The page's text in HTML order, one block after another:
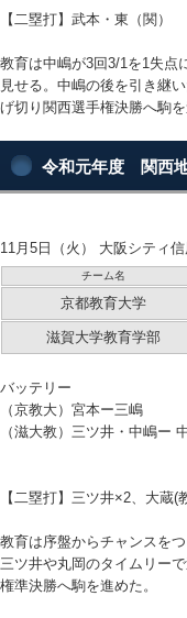
【二塁打】武本・東（関）
教育は中嶋が3回3/1を1失点
見せる。中嶋の後を引き継
げ切り関西選手権決勝へ駒を
令和元年度 関西
11月5日（火） 大阪シテ
チーム名
京都教育大学
滋賀大学教育学部
バッテリー
（京教大）宮本ー三嶋
（滋大教）三ツ井・中嶋ー
【二塁打】三ツ井×2、大蔵(
教育は序盤からチャンスを
三ツ井や丸岡のタイムリー
権準決勝へ駒を進めた。